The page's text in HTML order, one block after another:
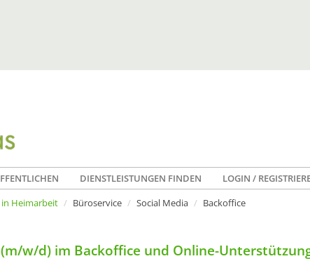
DIENSTLEISTUNGEN FINDEN LOGIN /
Heimarbeit Büroservice Social Media Backoffice
w/d) im Backoffice und Online-